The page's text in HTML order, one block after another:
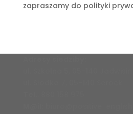
zapraszamy do polityki